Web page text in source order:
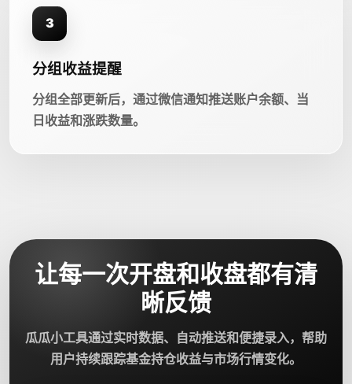
3
分组收益提醒
分组全部更新后，通过微信通知推送账户余额、当
日收益和涨跌数量。
让每一次开盘和收盘都有清
晰反馈
瓜瓜小工具通过实时数据、自动推送和便捷录入，帮助
用户持续跟踪基金持仓收益与市场行情变化。